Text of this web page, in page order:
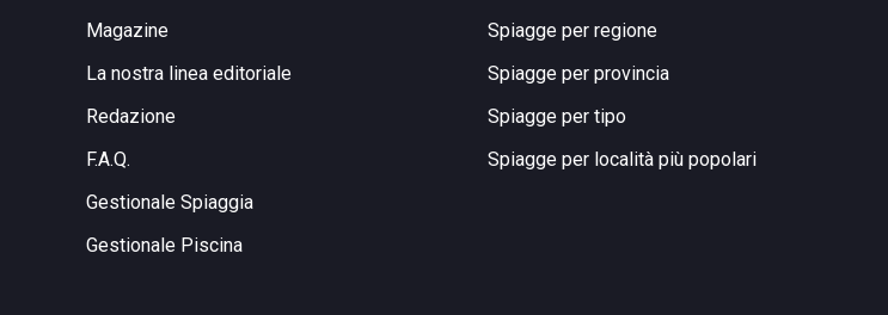
Magazine
La nostra linea editoriale
Redazione
F.A.Q.
Gestionale Spiaggia
Gestionale Piscina
Spiagge per regione
Spiagge per provincia
Spiagge per tipo
Spiagge per località più popolari